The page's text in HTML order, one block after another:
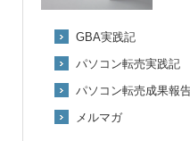
GBA実践記
パソコン転売実践記
パソコン転売成果報
メルマガ